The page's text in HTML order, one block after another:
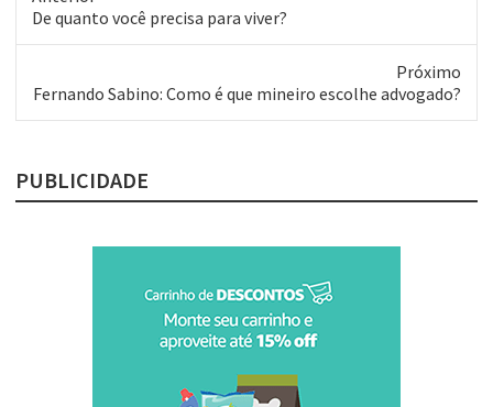
Post
De quanto você precisa para viver?
Próximo
Próximo
Fernando Sabino: Como é que mineiro escolhe advogado?
PUBLICIDADE